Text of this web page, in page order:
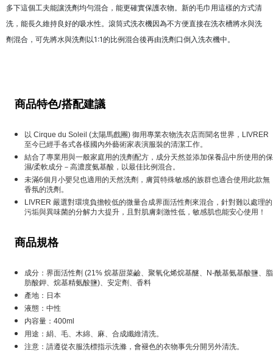
多下這個工夫能讓洗劑均勻混合，能更確實保護衣物。新的毛巾用這樣的方式清
洗，能長久維持良好的吸水性。滾筒式洗衣機因為不方便直接在洗衣槽將水與洗
劑混合，可先將水與洗劑以1:1的比例混合後再由洗劑口倒入洗衣機中。
商品特色/搭配建議
以 Cirque du Soleil (太陽馬戲團) 御用專業衣物洗衣店而聞名世界，LIVRER
至今已經手各式各樣國內外藝術家表演服裝的清潔工作。
結合了專業用與一般家庭用的洗劑配方，成分天然並添加保養品中所使用的保
濕/柔軟成分－高濃度氨基酸，以最佳比例混合。
未滿6個月小嬰兒也適用的天然洗劑，膚質特殊敏感的族群也適合使用此款無
香氛的洗劑。
LIVRER 嚴選對環境負擔較低的微量合成界面活性劑來混合，針對難以處理的
污垢與異味菌的分解力大提升，且對肌膚刺激性低，敏感肌也能安心使用！
商品規格
成分：界面活性劑 (21% 烷基甜菜鹼、聚氧化烯烷基醚、N-酰基氨基酸鹽、脂
肪酸鉀、烷基精氨酸鹽)、安定劑、香料
產地：日本
液態：中性
内容量：400ml
用途：絹、毛、木綿、麻、合成纖維清洗。
注意：請遵從衣服洗標指示洗滌，會褪色的衣物事先分開另外清洗。